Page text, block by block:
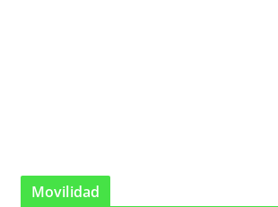
Movilidad